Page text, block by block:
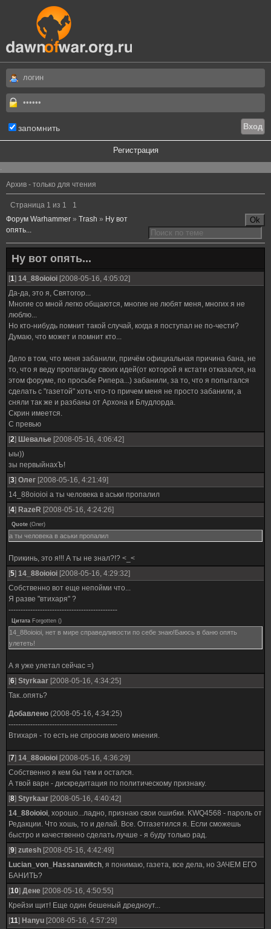
запомнить
Регистрация
.
Архив - только для чтения
Страница 1 из 1
1
Форум Warhammer » Trash » Ну вот
опять...
Ну вот опять...
[1] 14_88oioioi [2008-05-16, 4:05:02]
Да-да, это я, Святогор...
Многие со мной легко общаются, многие не любят меня, многих я не
люблю...
Но кто-нибудь помнит такой случай, когда я поступал не по-чести?
Думаю, что может и помнит кто...
Дело в том, что меня забанили, причём официальная причина бана, не
то, что я веду пропаганду своих идей(от которой я кстати отказался, на
этом форуме, по просьбе Рипера...) забанили, за то, что я попытался
сделать с "газетой" хоть что-то причем меня не просто забанили, а
сняли так же и разбаны от Архона и Блудлорда.
Скрин имеется.
С превью
[2] Шевалье [2008-05-16, 4:06:42]
ыы))
зы первыйнахЪ!
[3] Олег [2008-05-16, 4:21:49]
14_88oioioi а ты человека в аськи пропалил
[4] RazeR [2008-05-16, 4:24:26]
Quote (Олег)
а ты человека в аськи пропалил
Прикинь, это я!!! А ты не знал?!? <_<
[5] 14_88oioioi [2008-05-16, 4:29:32]
Собственно вот еще непойми что...
Я разве "втихаря" ?
---------------------------------------------
Цитата Forgotten ()
14_88oioioi, нет в мире справедливости по себе знаю!Баюсь в баню опять
улететь!
А я уже улетал сейчас =)
[6] Styrkaar [2008-05-16, 4:34:25]
Так..опять?
Добавлено (2008-05-16, 4:34:25)
---------------------------------------------
Втихаря - то есть не спросив моего мнения.
[7] 14_88oioioi [2008-05-16, 4:36:29]
Собственно я кем бы тем и остался.
А твой варн - дискредитация по политическому признаку.
[8] Styrkaar [2008-05-16, 4:40:42]
14_88oioioi, хорошо...ладно, признаю свои ошибки. KWQ4568 - пароль от
Редакции. Что хошь, то и делай. Все. Отгазетился я. Если сможешь
быстро и качественно сделать лучше - я буду только рад.
[9] zutesh [2008-05-16, 4:42:49]
Lucian_von_Hassanawitch, я понимаю, газета, все дела, но ЗАЧЕМ ЕГО
БАНИТЬ?
[10] Дене [2008-05-16, 4:50:55]
Крейзи щит! Еще один бешеный дредноут...
[11] Hanyu [2008-05-16, 4:57:29]